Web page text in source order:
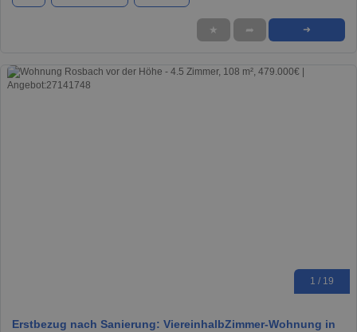
★ ➦ ➜
1 / 19
Erstbezug nach Sanierung: ViereinhalbZimmer-Wohnung in